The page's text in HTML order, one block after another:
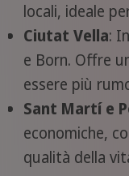
locali, ideale
Ciutat Vella:
e Born. Offre
essere più
Sant Martí e
economiche,
qualità della